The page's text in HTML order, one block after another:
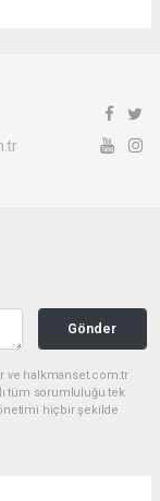
Gönder
ve halkmanset.com.tr
tüm sorumluluğu tek
hiçbir şekilde